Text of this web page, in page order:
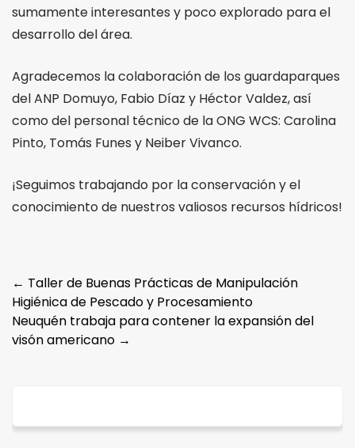
sumamente interesantes y poco explorado para el
desarrollo del área.
Agradecemos la colaboración de los guardaparques
del ANP Domuyo, Fabio Díaz y Héctor Valdez, así
como del personal técnico de la ONG WCS: Carolina
Pinto, Tomás Funes y Neiber Vivanco.
¡Seguimos trabajando por la conservación y el
conocimiento de nuestros valiosos recursos hídricos!
Post
navigation
← Taller de Buenas Prácticas de Manipulación
Higiénica de Pescado y Procesamiento
Neuquén trabaja para contener la expansión del
visón americano →